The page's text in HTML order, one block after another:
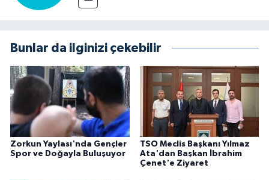
Bunlar da ilginizi çekebilir
Zorkun Yaylası'nda Gençler
Spor ve Doğayla Buluşuyor
TSO Meclis Başkanı Yılmaz
Ata'dan Başkan İbrahim
Çenet'e Ziyaret